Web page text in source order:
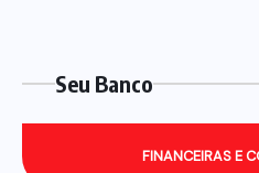
Seu Banco
FINANCEIRAS E